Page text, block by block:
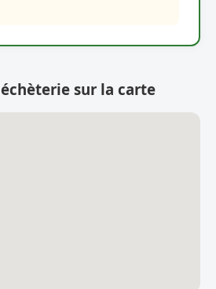
sur la carte